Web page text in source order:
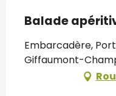
Balade
Embarcadère,
Giffaumont-